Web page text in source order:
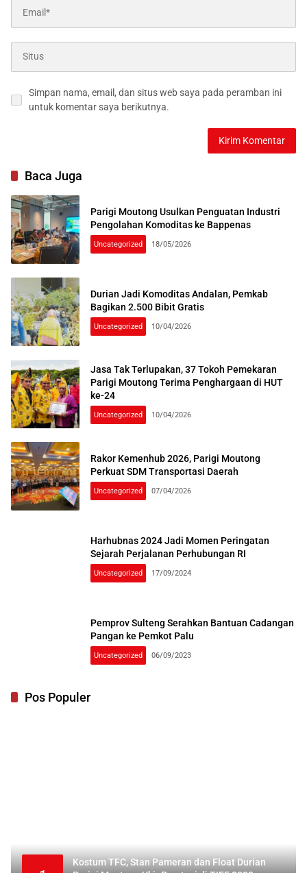
Simpan nama, email, dan situs web saya pada peramban ini
untuk komentar saya berikutnya.
Baca Juga
Parigi Moutong Usulkan Penguatan Industri
Pengolahan Komoditas ke Bappenas
Uncategorized 18/05/2026
Durian Jadi Komoditas Andalan, Pemkab
Bagikan 2.500 Bibit Gratis
Uncategorized 10/04/2026
Jasa Tak Terlupakan, 37 Tokoh Pemekaran
Parigi Moutong Terima Penghargaan di HUT
ke-24
Uncategorized 10/04/2026
Rakor Kemenhub 2026, Parigi Moutong
Perkuat SDM Transportasi Daerah
Uncategorized 07/04/2026
Harhubnas 2024 Jadi Momen Peringatan
Sejarah Perjalanan Perhubungan RI
Uncategorized 17/09/2024
Pemprov Sulteng Serahkan Bantuan Cadangan
Pangan ke Pemkot Palu
Uncategorized 06/09/2023
Pos Populer
Kostum TFC, Stan Pameran dan Float Durian